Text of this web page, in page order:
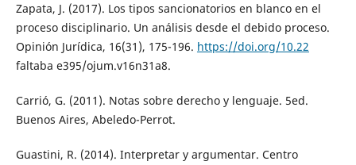
Zapata, J. (2017). Los tipos sancionatorios en blanco en el
proceso disciplinario. Un análisis desde el debido proceso.
Opinión Jurídica, 16(31), 175-196. https://doi.org/10.22
faltaba e395/ojum.v16n31a8.
Carrió, G. (2011). Notas sobre derecho y lenguaje. 5ed.
Buenos Aires, Abeledo-Perrot.
Guastini, R. (2014). Interpretar y argumentar. Centro